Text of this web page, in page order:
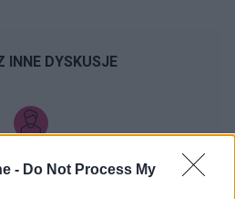
- Do Not Process My
INNE DYSKUSJE
gość